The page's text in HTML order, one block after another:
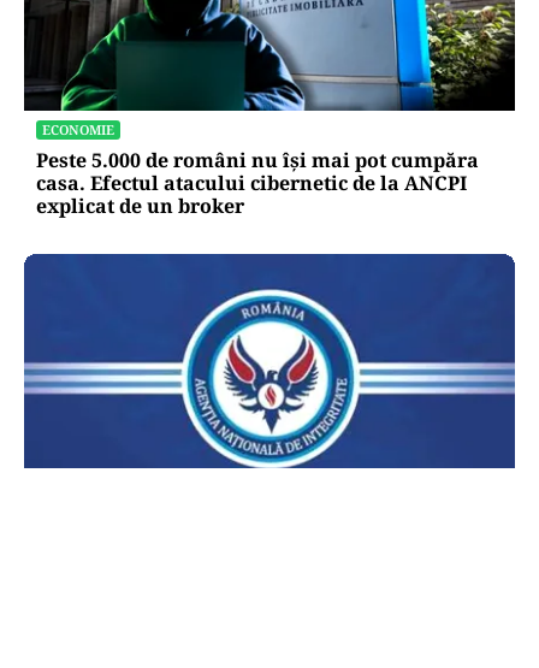
ECONOMIE
Peste 5.000 de români nu își mai pot cumpăra
casa. Efectul atacului cibernetic de la ANCPI
explicat de un broker